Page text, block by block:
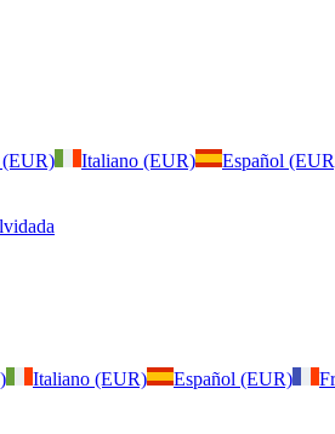
(EUR) Italiano (EUR) Español
Italiano (EUR) Español (EUR)